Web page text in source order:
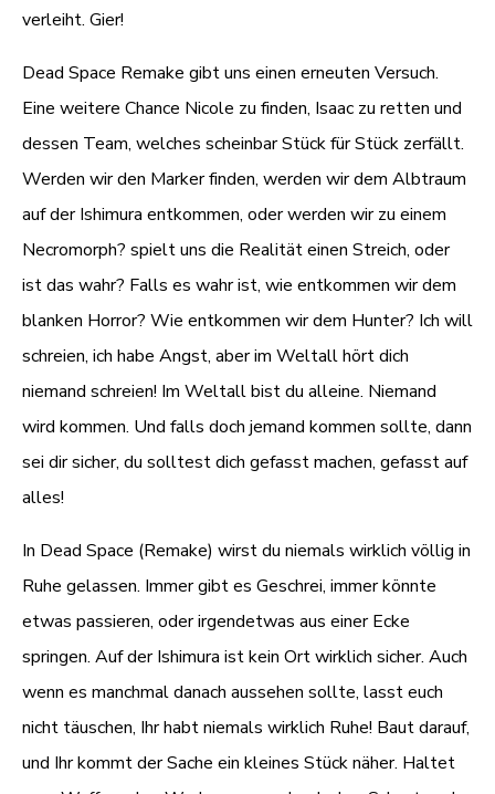
verleiht. Gier!
Dead Space Remake gibt uns einen erneuten Versuch.
Eine weitere Chance Nicole zu finden, Isaac zu retten und
dessen Team, welches scheinbar Stück für Stück zerfällt.
Werden wir den Marker finden, werden wir dem Albtraum
auf der Ishimura entkommen, oder werden wir zu einem
Necromorph? spielt uns die Realität einen Streich, oder
ist das wahr? Falls es wahr ist, wie entkommen wir dem
blanken Horror? Wie entkommen wir dem Hunter? Ich will
schreien, ich habe Angst, aber im Weltall hört dich
niemand schreien! Im Weltall bist du alleine. Niemand
wird kommen. Und falls doch jemand kommen sollte, dann
sei dir sicher, du solltest dich gefasst machen, gefasst auf
alles!
In Dead Space (Remake) wirst du niemals wirklich völlig in
Ruhe gelassen. Immer gibt es Geschrei, immer könnte
etwas passieren, oder irgendetwas aus einer Ecke
springen. Auf der Ishimura ist kein Ort wirklich sicher. Auch
wenn es manchmal danach aussehen sollte, lasst euch
nicht täuschen, Ihr habt niemals wirklich Ruhe! Baut darauf,
und Ihr kommt der Sache ein kleines Stück näher. Haltet